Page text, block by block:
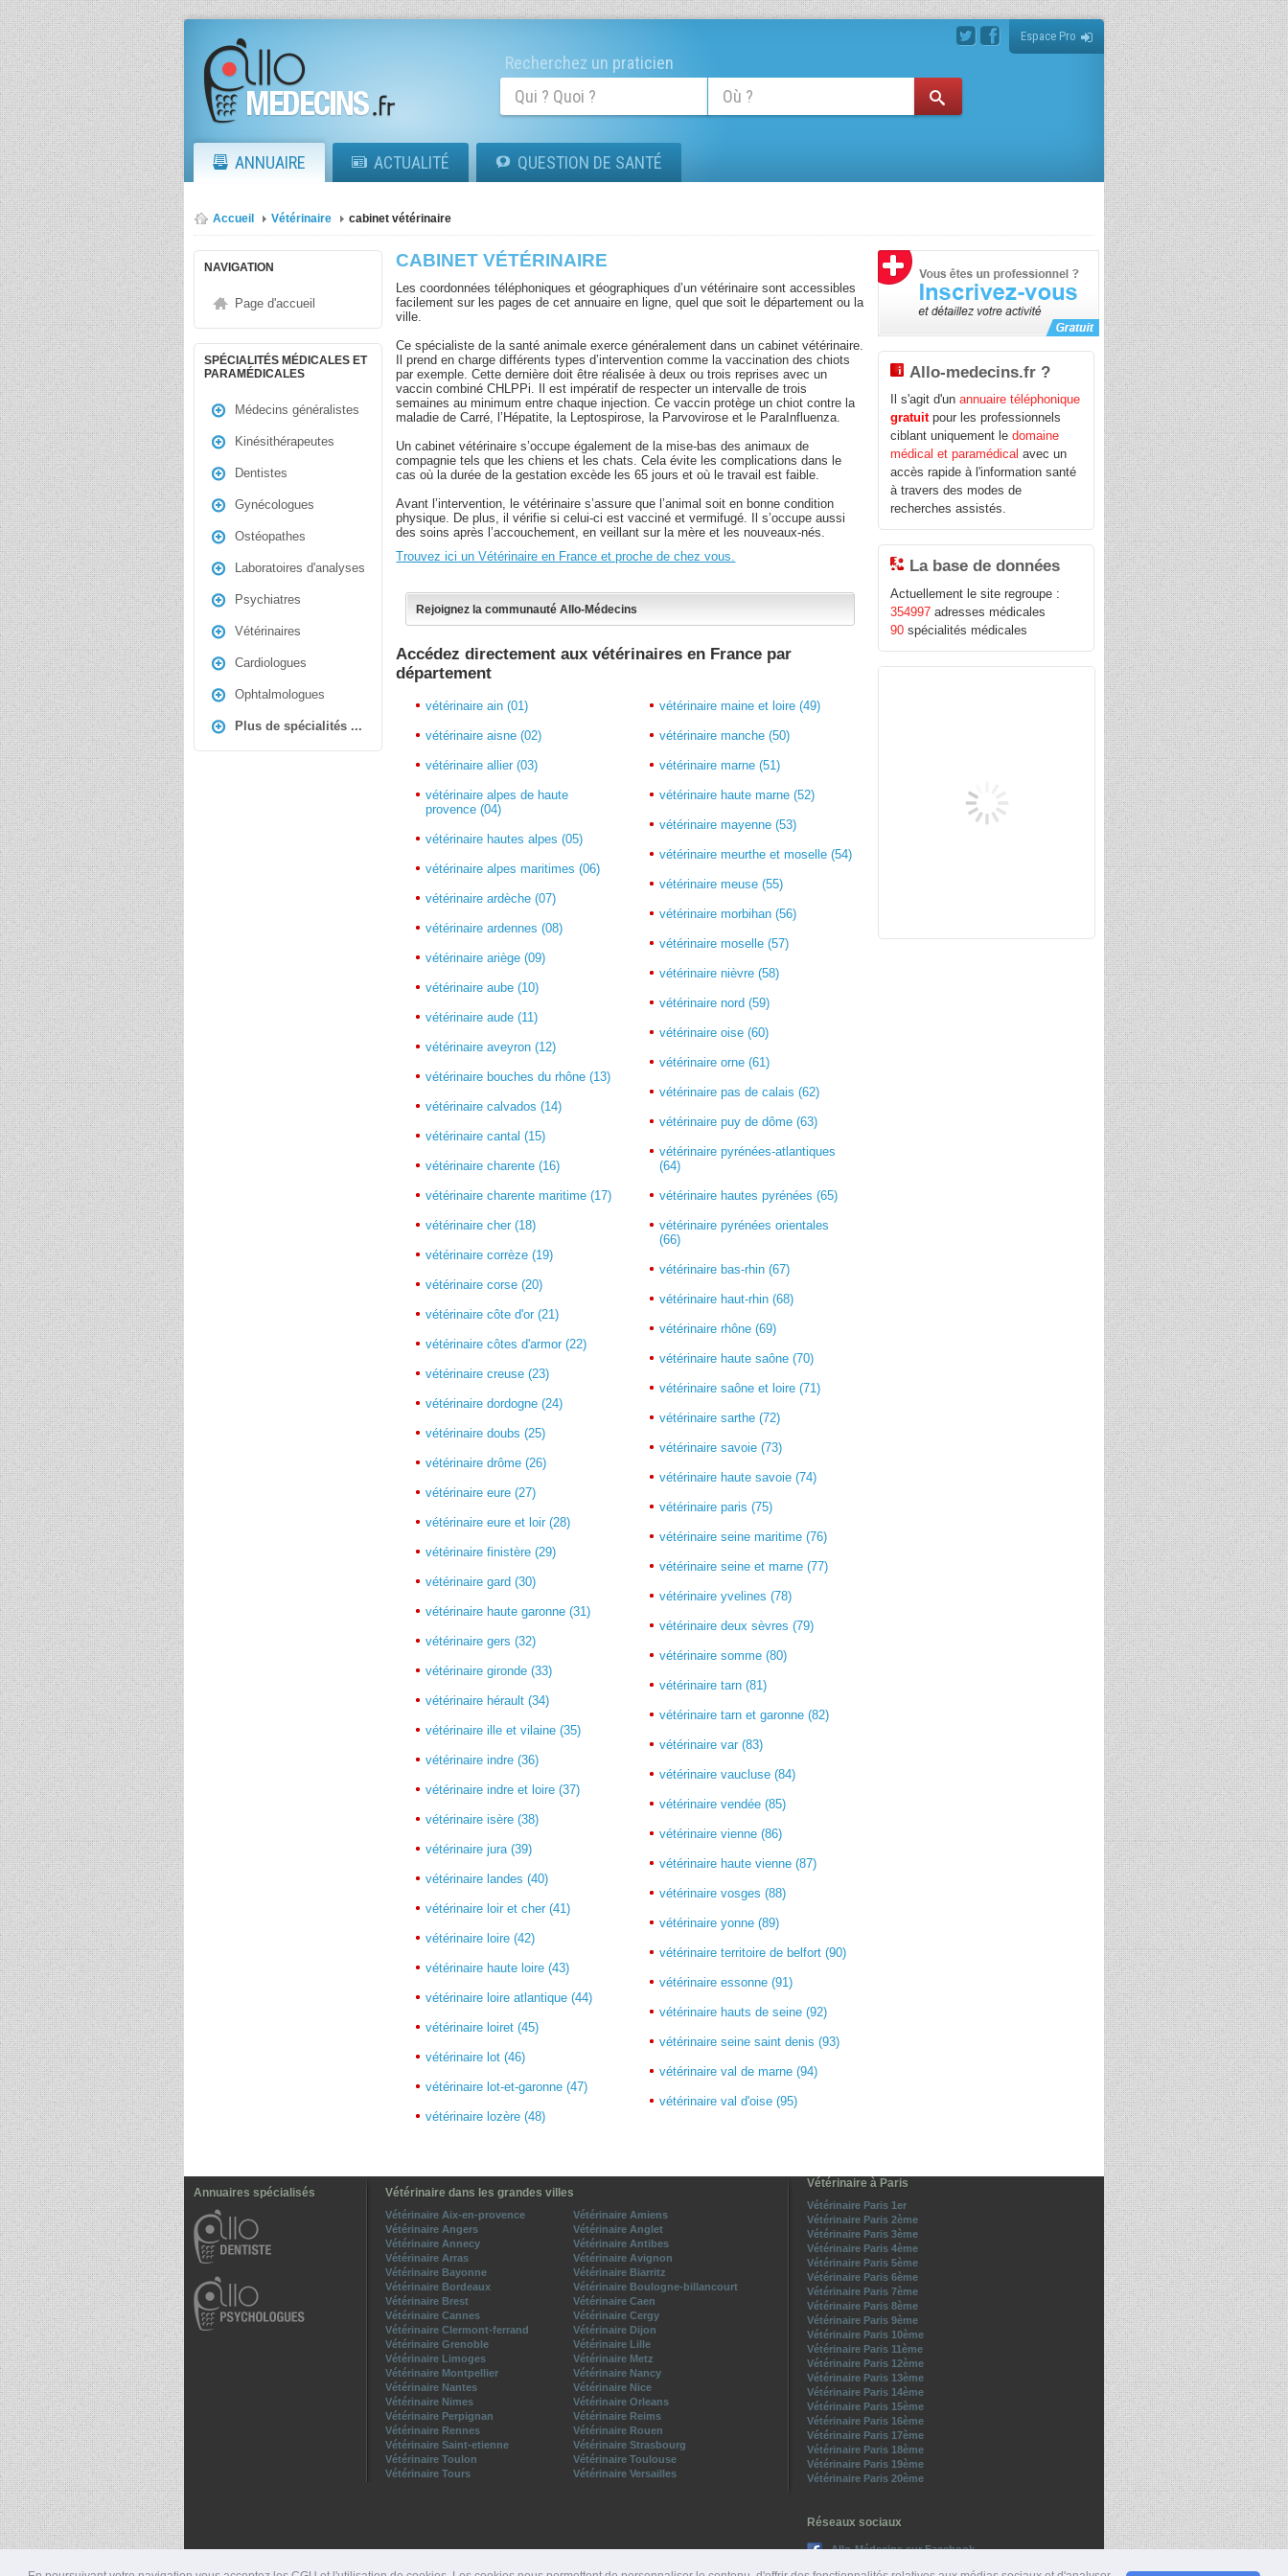
Espace Pro
Recherchez un praticien
ANNUAIRE ACTUALITÉ QUESTION DE SANTÉ
Accueil Vétérinaire cabinet vétérinaire
NAVIGATION
Page d'accueil
SPÉCIALITÉS MÉDICALES ET
PARAMÉDICALES
Médecins généralistes
Kinésithérapeutes
Dentistes
Gynécologues
Ostéopathes
Laboratoires d'analyses
Psychiatres
Vétérinaires
Cardiologues
Ophtalmologues
Plus de spécialités ...
CABINET VÉTÉRINAIRE
Les coordonnées téléphoniques et géographiques d’un vétérinaire sont accessibles
facilement sur les pages de cet annuaire en ligne, quel que soit le département ou la
ville.
Ce spécialiste de la santé animale exerce généralement dans un cabinet vétérinaire.
Il prend en charge différents types d’intervention comme la vaccination des chiots
par exemple. Cette dernière doit être réalisée à deux ou trois reprises avec un
vaccin combiné CHLPPi. Il est impératif de respecter un intervalle de trois
semaines au minimum entre chaque injection. Ce vaccin protège un chiot contre la
maladie de Carré, l’Hépatite, la Leptospirose, la Parvovirose et le ParaInfluenza.
Un cabinet vétérinaire s’occupe également de la mise-bas des animaux de
compagnie tels que les chiens et les chats. Cela évite les complications dans le
cas où la durée de la gestation excède les 65 jours et où le travail est faible.
Avant l’intervention, le vétérinaire s’assure que l’animal soit en bonne condition
physique. De plus, il vérifie si celui-ci est vacciné et vermifugé. Il s’occupe aussi
des soins après l’accouchement, en veillant sur la mère et les nouveaux-nés.
Trouvez ici un Vétérinaire en France et proche de chez vous.
Rejoignez la communauté Allo-Médecins
Accédez directement aux vétérinaires en France par
département
vétérinaire ain (01)
vétérinaire aisne (02)
vétérinaire allier (03)
vétérinaire alpes de haute
provence (04)
vétérinaire hautes alpes (05)
vétérinaire alpes maritimes (06)
vétérinaire ardèche (07)
vétérinaire ardennes (08)
vétérinaire ariège (09)
vétérinaire aube (10)
vétérinaire aude (11)
vétérinaire aveyron (12)
vétérinaire bouches du rhône (13)
vétérinaire calvados (14)
vétérinaire cantal (15)
vétérinaire charente (16)
vétérinaire charente maritime (17)
vétérinaire cher (18)
vétérinaire corrèze (19)
vétérinaire corse (20)
vétérinaire côte d'or (21)
vétérinaire côtes d'armor (22)
vétérinaire creuse (23)
vétérinaire dordogne (24)
vétérinaire doubs (25)
vétérinaire drôme (26)
vétérinaire eure (27)
vétérinaire eure et loir (28)
vétérinaire finistère (29)
vétérinaire gard (30)
vétérinaire haute garonne (31)
vétérinaire gers (32)
vétérinaire gironde (33)
vétérinaire hérault (34)
vétérinaire ille et vilaine (35)
vétérinaire indre (36)
vétérinaire indre et loire (37)
vétérinaire isère (38)
vétérinaire jura (39)
vétérinaire landes (40)
vétérinaire loir et cher (41)
vétérinaire loire (42)
vétérinaire haute loire (43)
vétérinaire loire atlantique (44)
vétérinaire loiret (45)
vétérinaire lot (46)
vétérinaire lot-et-garonne (47)
vétérinaire lozère (48)
vétérinaire maine et loire (49)
vétérinaire manche (50)
vétérinaire marne (51)
vétérinaire haute marne (52)
vétérinaire mayenne (53)
vétérinaire meurthe et moselle (54)
vétérinaire meuse (55)
vétérinaire morbihan (56)
vétérinaire moselle (57)
vétérinaire nièvre (58)
vétérinaire nord (59)
vétérinaire oise (60)
vétérinaire orne (61)
vétérinaire pas de calais (62)
vétérinaire puy de dôme (63)
vétérinaire pyrénées-atlantiques
(64)
vétérinaire hautes pyrénées (65)
vétérinaire pyrénées orientales
(66)
vétérinaire bas-rhin (67)
vétérinaire haut-rhin (68)
vétérinaire rhône (69)
vétérinaire haute saône (70)
vétérinaire saône et loire (71)
vétérinaire sarthe (72)
vétérinaire savoie (73)
vétérinaire haute savoie (74)
vétérinaire paris (75)
vétérinaire seine maritime (76)
vétérinaire seine et marne (77)
vétérinaire yvelines (78)
vétérinaire deux sèvres (79)
vétérinaire somme (80)
vétérinaire tarn (81)
vétérinaire tarn et garonne (82)
vétérinaire var (83)
vétérinaire vaucluse (84)
vétérinaire vendée (85)
vétérinaire vienne (86)
vétérinaire haute vienne (87)
vétérinaire vosges (88)
vétérinaire yonne (89)
vétérinaire territoire de belfort (90)
vétérinaire essonne (91)
vétérinaire hauts de seine (92)
vétérinaire seine saint denis (93)
vétérinaire val de marne (94)
vétérinaire val d'oise (95)
Allo-medecins.fr ?
Il s'agit d'unannuaire téléphonique
gratuitpour les professionnels
ciblant uniquement ledomaine
médical et paramédical avec un
accès rapide à l'information santé
à travers des modes de
recherches assistés.
La base de données
Actuellement le site regroupe :
354997 adresses médicales
90 spécialités médicales
Annuaires spécialisés Vétérinaire dans les grandes villes
Vétérinaire Aix-en-provence
Vétérinaire Amiens
Vétérinaire Angers
Vétérinaire Anglet
Vétérinaire Annecy
Vétérinaire Antibes
Vétérinaire Arras
Vétérinaire Avignon
Vétérinaire Bayonne
Vétérinaire Biarritz
Vétérinaire Bordeaux
Vétérinaire Boulogne-billancourt
Vétérinaire Brest
Vétérinaire Caen
Vétérinaire Cannes
Vétérinaire Cergy
Vétérinaire Clermont-ferrand
Vétérinaire Dijon
Vétérinaire Grenoble
Vétérinaire Lille
Vétérinaire Limoges
Vétérinaire Metz
Vétérinaire Montpellier
Vétérinaire Nancy
Vétérinaire Nantes
Vétérinaire Nice
Vétérinaire Nimes
Vétérinaire Orleans
Vétérinaire Perpignan
Vétérinaire Reims
Vétérinaire Rennes
Vétérinaire Rouen
Vétérinaire Saint-etienne
Vétérinaire Strasbourg
Vétérinaire Toulon
Vétérinaire Toulouse
Vétérinaire Tours
Vétérinaire Versailles
Vétérinaire à Paris
Vétérinaire Paris 1er
Vétérinaire Paris 2ème
Vétérinaire Paris 3ème
Vétérinaire Paris 4ème
Vétérinaire Paris 5ème
Vétérinaire Paris 6ème
Vétérinaire Paris 7ème
Vétérinaire Paris 8ème
Vétérinaire Paris 9ème
Vétérinaire Paris 10ème
Vétérinaire Paris 11ème
Vétérinaire Paris 12ème
Vétérinaire Paris 13ème
Vétérinaire Paris 14ème
Vétérinaire Paris 15ème
Vétérinaire Paris 16ème
Vétérinaire Paris 17ème
Vétérinaire Paris 18ème
Vétérinaire Paris 19ème
Vétérinaire Paris 20ème
Réseaux sociaux
Allo-Médecins sur Facebook
Suivez-nous sur Twitter